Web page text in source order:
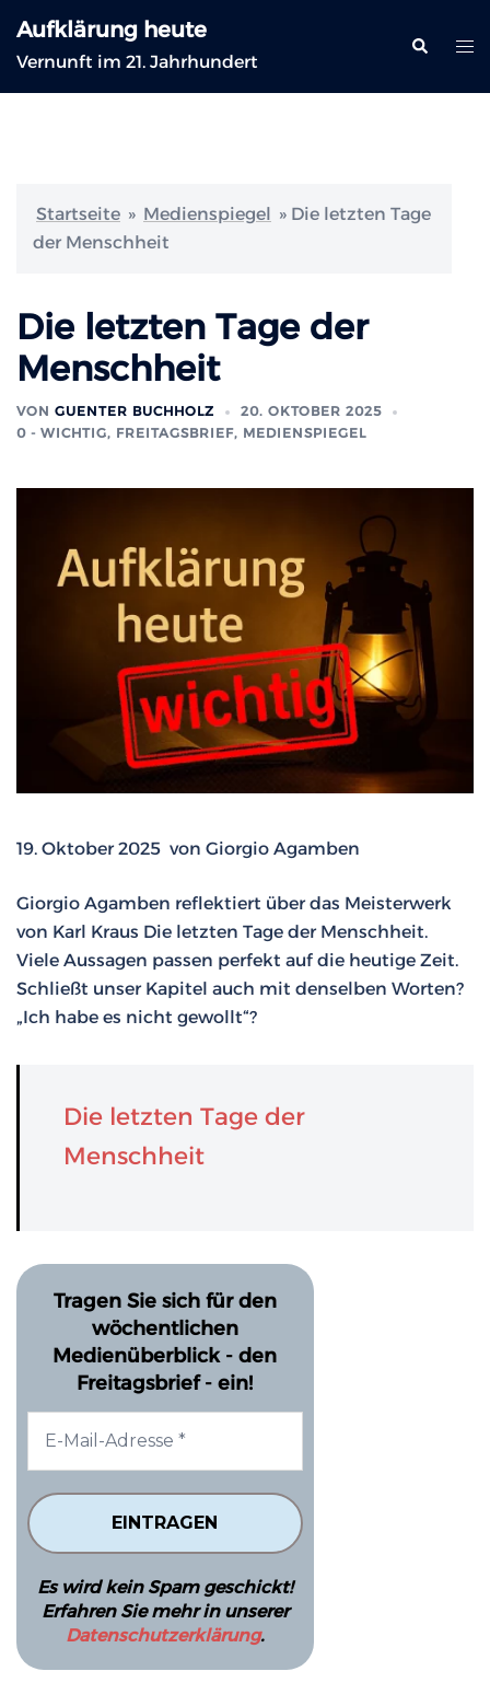
Inhalt
springen
Aufklärung heute
Vernunft im 21. Jahrhundert
Suche
Startseite » Medienspiegel » Die letzten Tage
der Menschheit
Die letzten Tage der
Menschheit
VON GUENTER BUCHHOLZ
20. OKTOBER 2025
0 - WICHTIG, FREITAGSBRIEF, MEDIENSPIEGEL
19. Oktober 2025 von Giorgio Agamben
Giorgio Agamben reflektiert über das Meisterwerk
von Karl Kraus Die letzten Tage der Menschheit.
Viele Aussagen passen perfekt auf die heutige Zeit.
Schließt unser Kapitel auch mit denselben Worten?
„Ich habe es nicht gewollt“?
Die letzten Tage der
Menschheit
Tragen Sie sich für den
wöchentlichen
Medienüberblick - den
Freitagsbrief - ein!
Es wird kein Spam geschickt!
Erfahren Sie mehr in unserer
Datenschutzerklärung.